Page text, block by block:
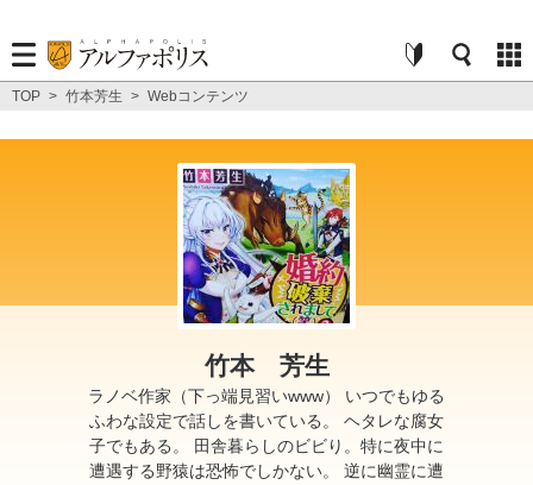
TOP > 竹本芳生 > Webコンテンツ
竹本 芳生
ラノベ作家（下っ端見習いwww） いつでもゆる
ふわな設定で話しを書いている。 ヘタレな腐女
子でもある。 田舎暮らしのビビり。特に夜中に
遭遇する野猿は恐怖でしかない。 逆に幽霊に遭